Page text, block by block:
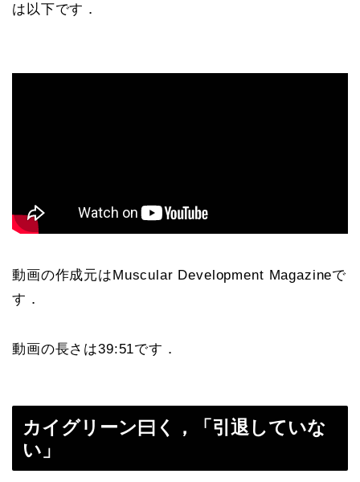
は以下です．
動画の作成元はMuscular Development Magazineで
す．
動画の長さは39:51です．
カイグリーン曰く，「引退していな
い」